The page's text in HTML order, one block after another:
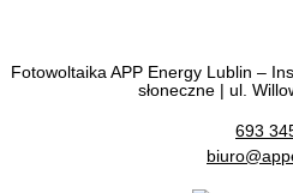
Fotowoltaika APP Energy Lublin –
słoneczne | ul.
693